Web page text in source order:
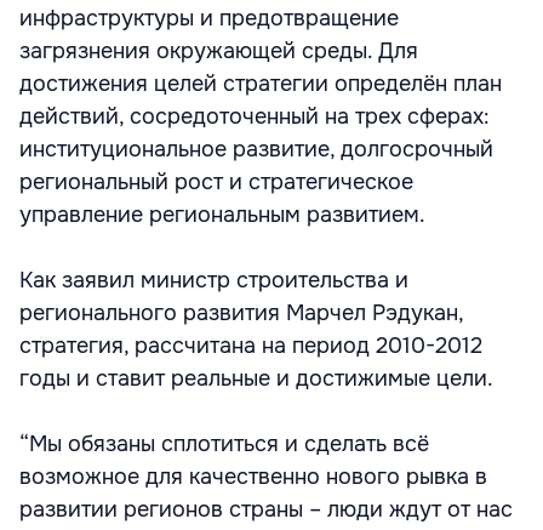
инфраструктуры и предотвращение
загрязнения окружающей среды. Для
достижения целей стратегии определён план
действий, сосредоточенный на трех сферах:
институциональное развитие, долгосрочный
региональный рост и стратегическое
управление региональным развитием.
Как заявил министр строительства и
регионального развития Марчел Рэдукан,
стратегия, рассчитана на период 2010-2012
годы и ставит реальные и достижимые цели.
“Мы обязаны сплотиться и сделать всё
возможное для качественно нового рывка в
развитии регионов страны – люди ждут от нас